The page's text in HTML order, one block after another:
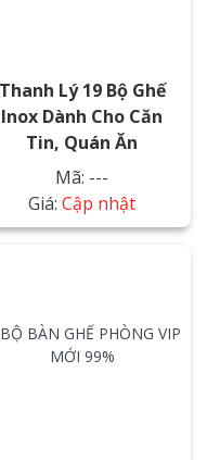
Thanh Lý 19 Bộ Ghế
Inox Dành Cho Căn
Tin, Quán Ăn
Mã: ---
Giá: Cập nhật